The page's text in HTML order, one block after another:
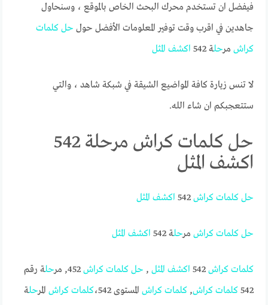
فيفضل ان تستخدم محرك البحث الخاص بالموقع ، وسنحاول
جاهدين في اقرب وقت توفير المعلومات الأفضل حول حل كلمات
كراش مرحلة 542 اكشف المثل
لا تنس زيارة كافة المواضيع الشيقة في شبكة شاهد ، والتي
ستتعجبكم ان شاء الله.
حل كلمات كراش مرحلة 542
اكشف المثل
حل كلمات كراش 542 اكشف المثل
حل كلمات كراش مرحلة 542 اكشف المثل
كلمات كراش 542 اكشف المثل , حل كلمات كراش 452, مر حلة رقم
542 كلمات كراش,كلمات كراش المستوى 542، كلمات كراش المرحلة